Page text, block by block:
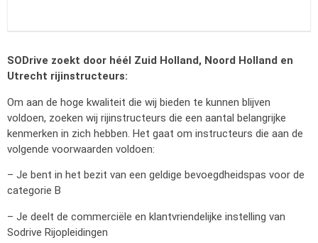
SODrive zoekt door héél Zuid Holland, Noord Holland en
Utrecht rijinstructeurs:
Om aan de hoge kwaliteit die wij bieden te kunnen blijven
voldoen, zoeken wij rijinstructeurs die een aantal belangrijke
kenmerken in zich hebben. Het gaat om instructeurs die aan de
volgende voorwaarden voldoen:
– Je bent in het bezit van een geldige bevoegdheidspas voor de
categorie B
– Je deelt de commerciële en klantvriendelijke instelling van
Sodrive Rijopleidingen